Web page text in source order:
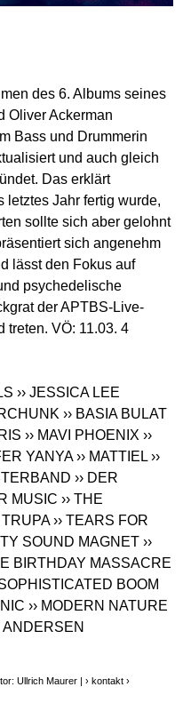
des 6. Albums seines
Oliver Ackerman
Bass und Drummerin
und auch gleich
Das erklärt
letztes Jahr fertig wurde,
sollte sich aber gelohnt
sich angenehm
lässt den Fokus auf
psychedelische
der APTBS-Live-
treten. VÖ: 11.03. 4
›› JESSICA LEE
›› BASIA BULAT
›› MAVI PHOENIX ››
YANYA ›› MATTIEL ››
›› DER
MUSIC ›› THE
TRUPA ›› TEARS FOR
SOUND MAGNET ››
BIRTHDAY MASSACRE
SOPHISTICATED BOOM
›› MODERN NATURE
ANDERSEN
Ullrich Maurer |› kontakt ›